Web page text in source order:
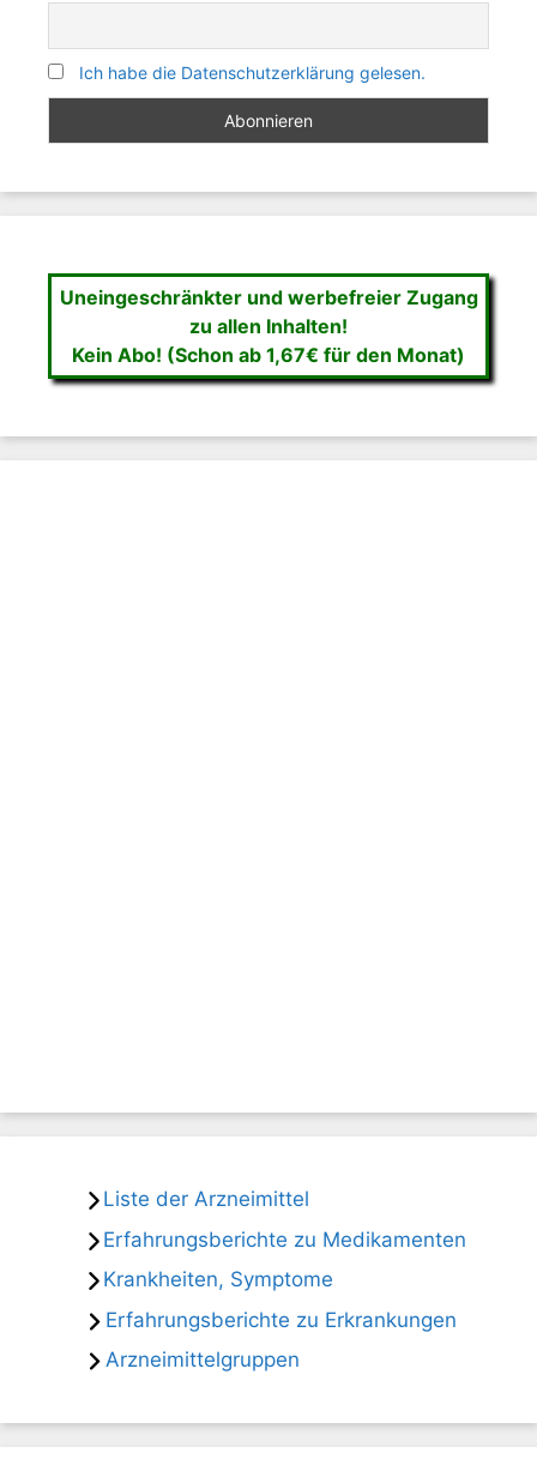
Ich habe die Datenschutzerklärung gelesen.
Uneingeschränkter und werbefreier Zugang
zu allen Inhalten!
Kein Abo! (Schon ab 1,67€ für den Monat)
Liste der Arzneimittel
Erfahrungsberichte zu Medikamenten
Krankheiten, Symptome
Erfahrungsberichte zu Erkrankungen
Arzneimittelgruppen